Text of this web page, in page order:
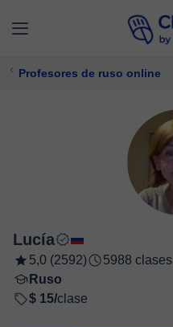
Profesores de ruso online
Lucía
5,0 (2592)
5988 clases
Ruso
$ 15/clase